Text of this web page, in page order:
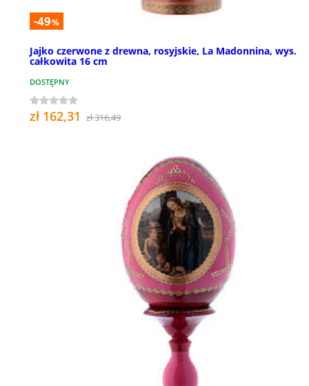
-49%
Jajko czerwone z drewna, rosyjskie, La Madonnina, wys.
całkowita 16 cm
DOSTĘPNY
zł 162,31 zł 316,49